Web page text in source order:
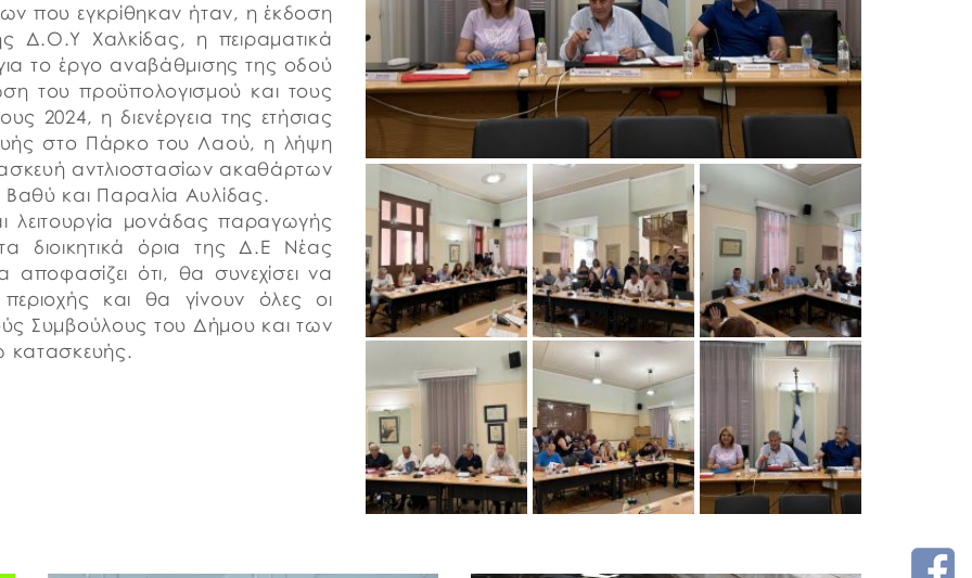
που εγκρίθηκαν ήταν, η έκδοση
Δ.Ο.Υ Χαλκίδας, η πειραματικά
το έργο αναβάθμισης της οδού
του προϋπολογισμού και τους
2024, η διενέργεια της ετήσιας
στο Πάρκο του Λαού, η λήψη
αντλιοστασίων ακαθάρτων
και Παραλία Αυλίδας.
λειτουργία μονάδας παραγωγής
διοικητικά όρια της Δ.Ε Νέας
ότι, θα συνεχίσει να
και θα γίνουν όλες οι
Συμβούλους του Δήμου και των
κατασκευής.